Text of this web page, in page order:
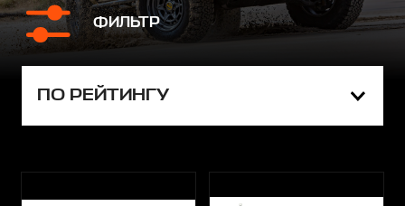
ФИЛЬТР
ПО РЕЙТИНГУ